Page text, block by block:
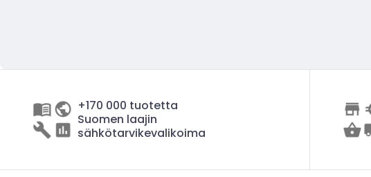
+170 000 tuotetta
Suomen laajin
sähkötarvikevalikoima